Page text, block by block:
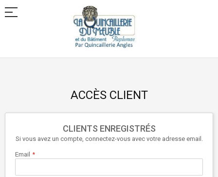
Allez
ACCÈS CLIENT
CLIENTS ENREGISTRÉS
Si vous avez un compte, connectez-vous avec votre adresse email.
Email